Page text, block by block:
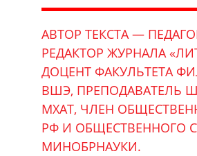
АВТОР ТЕКСТА —
РЕДАКТОР ЖУРНАЛА
ДОЦЕНТ ФАКУЛЬТЕТА
ВШЭ, ПРЕПОДАВАТЕЛЬ
МХАТ, ЧЛЕН
РФ И ОБЩЕСТВЕННОГО
МИНОБРНАУКИ.